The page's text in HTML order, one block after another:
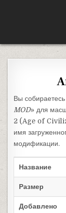
Вы
MOD» для
2 (Age of
имя
модификации.
Название
Размер
Добавлено